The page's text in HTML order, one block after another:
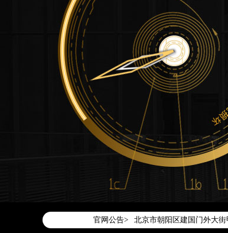
官网公告>
2026年7月腕表时光中国区
2026年7月腕表时光全国官
腕表时光官方全国统一服
2026年7月腕表时光售后服
北京市东城区东长安街1号
北京市朝阳区建国门外大
天津市和平区赤峰道136号